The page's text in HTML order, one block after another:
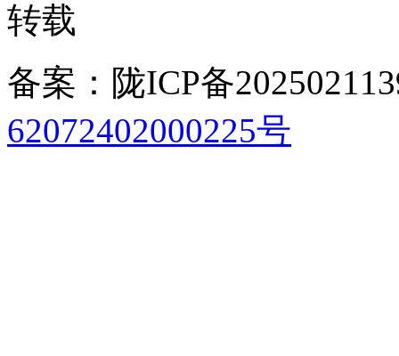
转载
备案：陇ICP备
62072402000225号